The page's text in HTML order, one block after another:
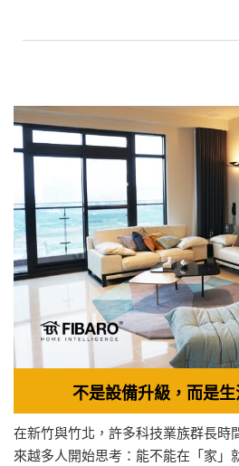
不是設備升級，而是
在新竹與竹北，許多科技業族群長時
來越多人開始思考：能不能在「家」